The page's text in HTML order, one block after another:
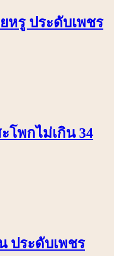
หรู ประดับเพชร
โพกไม่เกิน 34
ประดับเพชร